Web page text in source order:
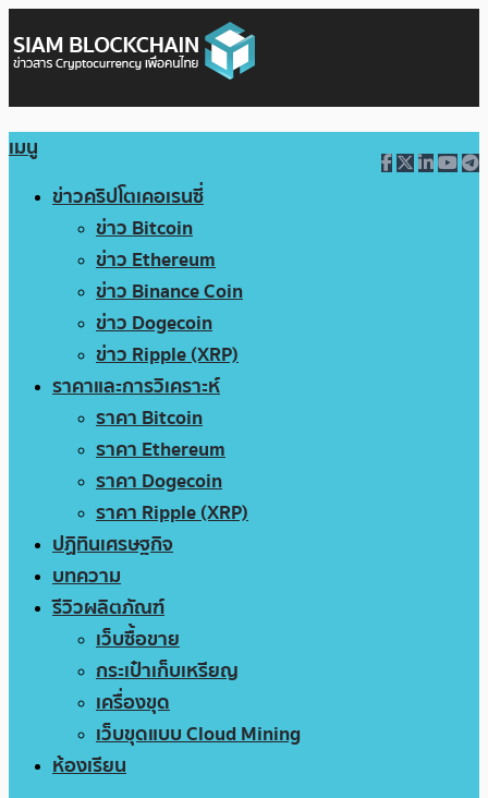
เมนู
ข่าวคริปโตเคอเรนซี่
ข่าว Bitcoin
ข่าว Ethereum
ข่าว Binance Coin
ข่าว Dogecoin
ข่าว Ripple (XRP)
ราคาและการวิเคราะห์
ราคา Bitcoin
ราคา Ethereum
ราคา Dogecoin
ราคา Ripple (XRP)
ปฏิทินเศรษฐกิจ
บทความ
รีวิวผลิตภัณฑ์
เว็บซื้อขาย
กระเป๋าเก็บเหรียญ
เครื่องขุด
เว็บขุดแบบ Cloud Mining
ห้องเรียน